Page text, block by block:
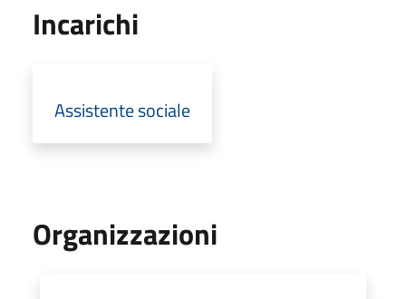
Incarichi
Assistente sociale
Organizzazioni